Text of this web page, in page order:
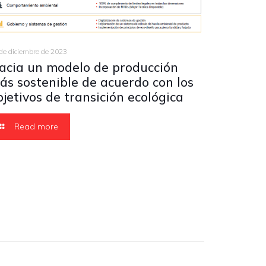
diciembre de 2023
un modelo de producción
sostenible de acuerdo con los
de transición ecológica
Read more